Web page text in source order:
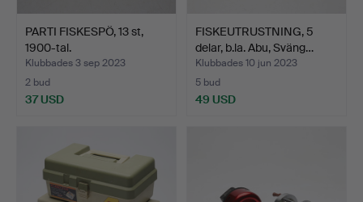
PARTI FISKESPÖ, 13 st,
1900-tal.
Klubbades 3 sep 2023
2 bud
37 USD
FISKEUTRUSTNING, 5
delar, b.la. Abu, Sväng…
Klubbades 10 jun 2023
5 bud
49 USD